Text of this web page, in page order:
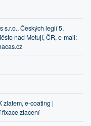
s.r.o., Českých legií 5,
nad Metují, ČR, e-mail:
zlatem, e-coating |
zlacení